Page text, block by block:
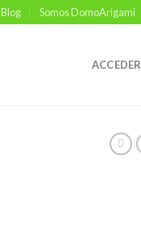
Blog Somos DomoArigami
ACCEDER